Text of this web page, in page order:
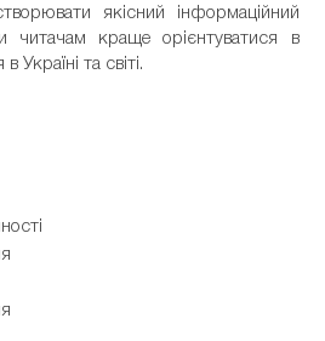
якісний інформаційний
читачам краще орієнтуватися в
Україні та світі.